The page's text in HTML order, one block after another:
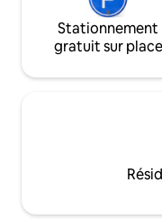
Stationnement
gratuit sur place